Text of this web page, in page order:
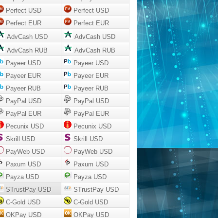
Perfect USD
Perfect USD
Perfect EUR
Perfect EUR
AdvCash USD
AdvCash USD
AdvCash RUB
AdvCash RUB
Payeer USD
Payeer USD
Payeer EUR
Payeer EUR
Payeer RUB
Payeer RUB
PayPal USD
PayPal USD
PayPal EUR
PayPal EUR
Pecunix USD
Pecunix USD
Skrill USD
Skrill USD
PayWeb USD
PayWeb USD
Paxum USD
Paxum USD
Payza USD
Payza USD
STrustPay USD
STrustPay USD
C-Gold USD
C-Gold USD
OKPay USD
OKPay USD